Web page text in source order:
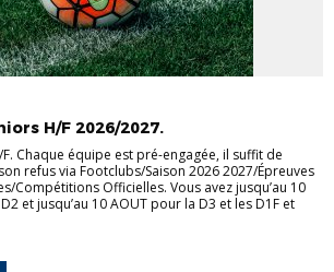
H/F 2026/2027.
Chaque équipe est pré-engagée, il suffit de
refus via Footclubs/Saison 2026 2027/Épreuves
Compétitions Officielles. Vous avez jusqu’au 10
et jusqu’au 10 AOUT pour la D3 et les D1F et